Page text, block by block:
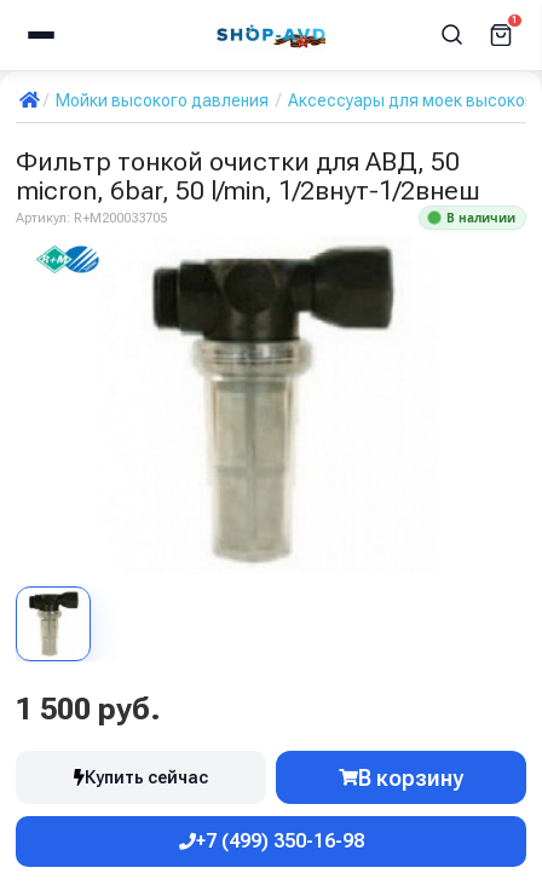
1
Мойки высокого давления Аксессуары для моек
Фильтр тонкой очистки для АВД, 50
micron, 6bar, 50 l/min, 1/2внут-1/2внеш
Артикул: R+M200033705 В наличии
1 500 руб.
Купить сейчас В корзину
+7 (499) 350-16-98